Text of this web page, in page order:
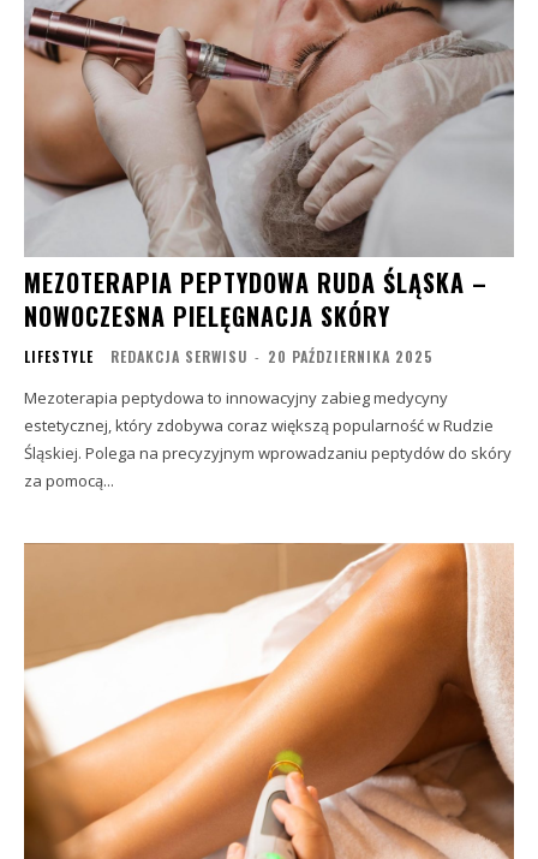
MEZOTERAPIA PEPTYDOWA RUDA ŚLĄSKA –
NOWOCZESNA PIELĘGNACJA SKÓRY
LIFESTYLE REDAKCJA SERWISU - 20 PAŹDZIERNIKA 2025
Mezoterapia peptydowa to innowacyjny zabieg medycyny
estetycznej, który zdobywa coraz większą popularność w Rudzie
Śląskiej. Polega na precyzyjnym wprowadzaniu peptydów do skóry
za pomocą...